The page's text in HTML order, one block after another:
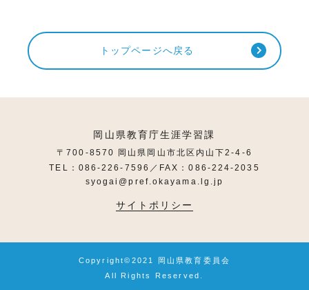
トップページへ戻る
岡山県教育庁生涯学習課
〒700-8570 岡山県岡山市北区内山下2-4-6
TEL：086-226-7596／FAX：086-224-2035
syogai@pref.okayama.lg.jp
サイトポリシー
Copyright©2021 岡山県教育委員会
All Rights Reserved.